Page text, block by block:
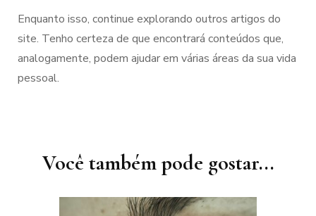
Enquanto isso, continue explorando outros artigos do
site. Tenho certeza de que encontrará conteúdos que,
analogamente, podem ajudar em várias áreas da sua vida
pessoal.
postVocê também pode gostar...